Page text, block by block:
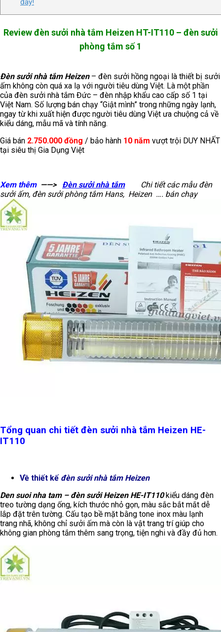
đây!
Review đèn sưởi nhà tắm Heizen HT-IT110 – đèn sưởi
phòng tắm số 1
Đèn sưởi nhà tắm Heizen – đèn sưởi hồng ngoại là thiết bị sưởi
ấm không còn quá xa lạ với người tiêu dùng Việt. Là một phần
của đèn sưởi nhà tắm Đức – đèn nhập khẩu cao cấp số 1 tại
Việt Nam. Số lượng bán chạy “Giật mình” trong những ngày lạnh,
ngay từ khi xuất hiện được người tiêu dùng Việt ưa chuộng cả về
kiểu dáng, mẫu mã và tính năng.
Giá bán 2.750.000 đồng / bảo hành 10 năm vượt trội DUY NHẤT
tại siêu thị Gia Dụng Việt
Xem thêm——> Đèn sưởi nhà tắm
Chi tiết các mẫu đèn
sưởi ấm, đèn sưởi phòng tắm Hans, Heizen …. bán chạy
Tổng quan chi tiết đèn sưởi nhà tắm Heizen HE-
IT110
Về thiết kế đèn sưởi nhà tắm Heizen
Den suoi nha tam – đèn sưởi Heizen HE-IT110kiểu dáng đèn
treo tường dạng ống, kích thước nhỏ gọn, màu sắc bắt mắt dễ
lắp đặt trên tường. Cấu tạo bề mặt bằng tone inox màu lạnh
trang nhã, không chỉ sưởi ấm mà còn là vật trang trí giúp cho
không gian phòng tắm thêm sang trọng, tiện nghi và đầy đủ hơn.